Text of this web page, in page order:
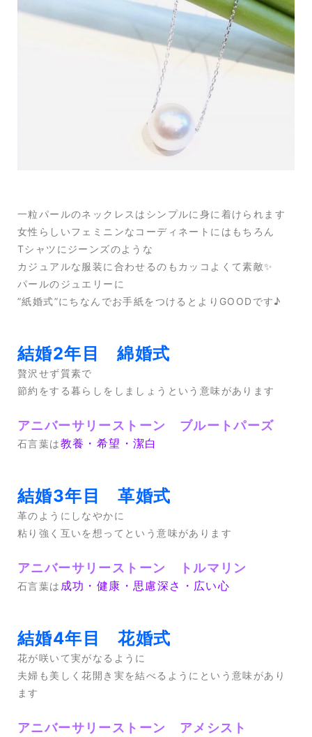
一粒パールのネックレスはシンプルに身に着けられます
女性らしいフェミニンなコーディネートにはもちろん
Tシャツにジーンズのような
カジュアルな服装に合わせるのもカッコよくて素敵✨
パールのジュエリーに
”紙婚式”にちなんでお手紙をつけるとよりGOODです♪
結婚2年目 綿婚式
贅沢せず質素で
節約をする暮らしをしましょうという意味があります
アニバーサリーストーン ブルートパーズ
石言葉は教養・希望・潔白
結婚3年目 革婚式
革のようにしなやかに
粘り強く互いを想ってという意味があります
アニバーサリーストーン トルマリン
石言葉は 成功・健康・思慮深さ・広い心
結婚4年目 花婚式
花が咲いて実がなるように
夫婦も美しく花開き実を結べるようにという意味があり
ます
アニバーサリーストーン アメシスト